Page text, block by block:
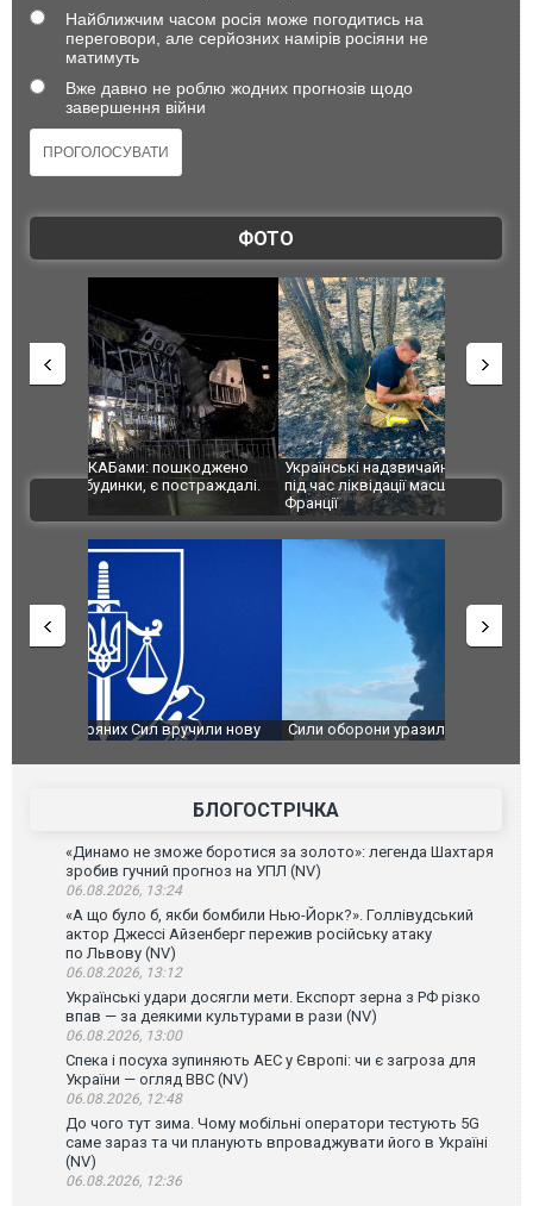
Найближчим часом росія може погодитись на
переговори, але серйозних намірів росіяни не
матимуть
Вже давно не роблю жодних прогнозів щодо
завершення війни
ФОТО
Українські надзвичайники врятували козуленя
під час ліквідації масштабної лісової пожежі у
СБУ за
Болгарії
ВІДЕО
Сили оборони уразили Ярославський НПЗ:
атаку. ВІДЕО
Неймар
БЛОГОСТРІЧКА
«Динамо не зможе боротися за золото»: легенда Шахтаря
зробив гучний прогноз на УПЛ (NV)
06.08.2026, 13:24
«А що було б, якби бомбили Нью-Йорк?». Голлівудський
актор Джессі Айзенберг пережив російську атаку
по Львову (NV)
06.08.2026, 13:12
Українські удари досягли мети. Експорт зерна з РФ різко
впав — за деякими культурами в рази (NV)
06.08.2026, 13:00
Спека і посуха зупиняють АЕС у Європі: чи є загроза для
України — огляд ВВС (NV)
06.08.2026, 12:48
До чого тут зима. Чому мобільні оператори тестують 5G
саме зараз та чи планують впроваджувати його в Україні
(NV)
06.08.2026, 12:36